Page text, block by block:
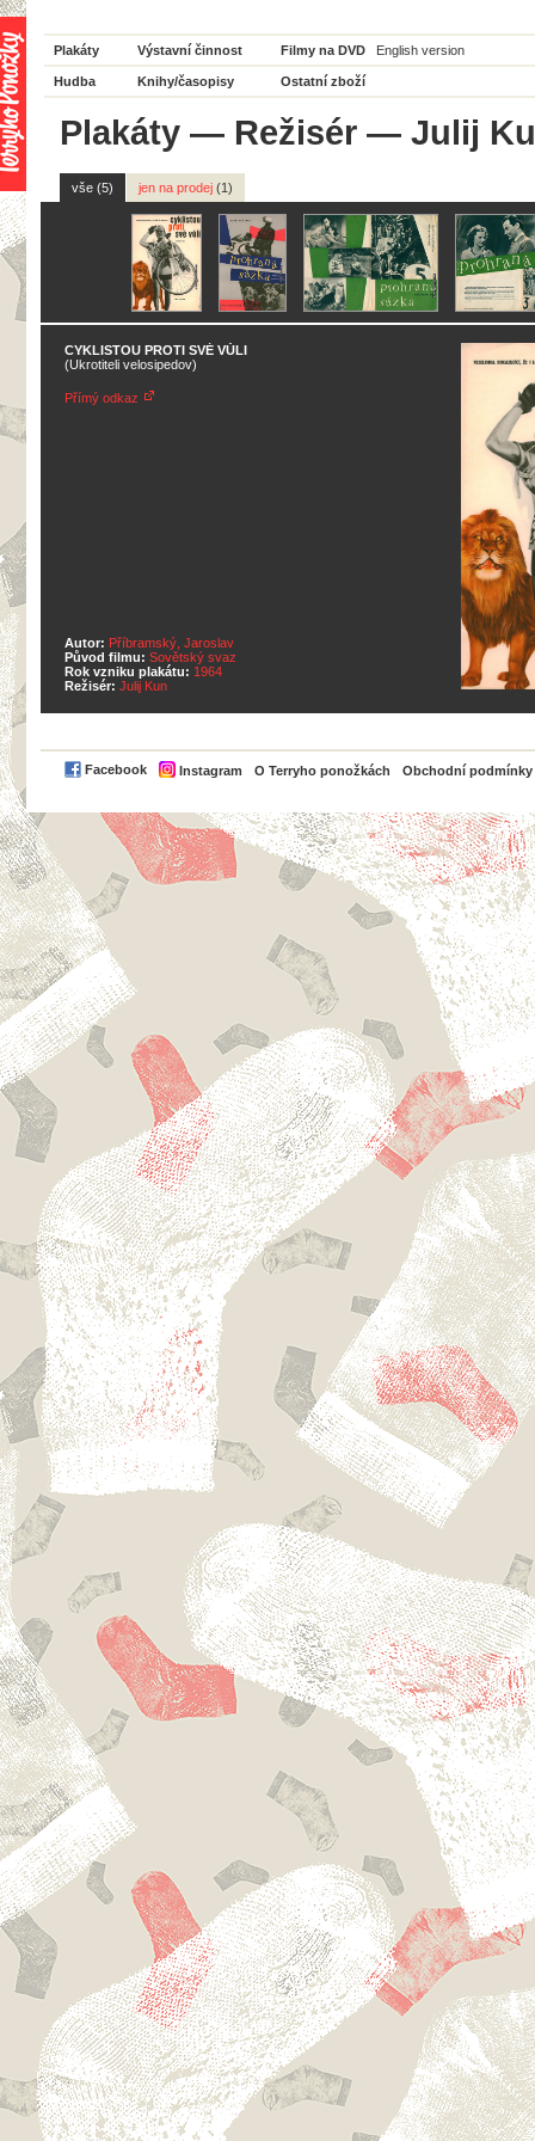
Plakáty Výstavní činnost Filmy na DVD English version
Hudba Knihy/časopisy Ostatní zboží
Plakáty — Režisér — Julij
vše (5) jen na prodej (1)
CYKLISTOU PROTI SVÉ VŮLI
(Ukrotiteli velosipedov)
Přímý odkaz
Autor: Příbramský, Jaroslav
Původ filmu: Sovětský svaz
Rok vzniku plakátu: 1964
Režisér: Julij Kun
Facebook Instagram O Terryho ponožkách Obchodní podmínky
PayPal